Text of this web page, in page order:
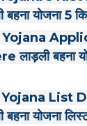
योजना 5
बहना
List
योजना